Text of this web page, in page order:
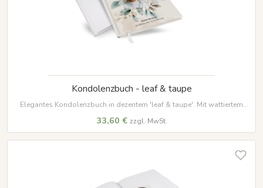
Kondolenzbuch - leaf & taupe
Elegantes Kondolenzbuch in dezentem 'leaf & taupe'. Mit wattiertem
Lesezeichenband – ein würdevoller Ort für Erinnerungen.
33,60 € zzgl. MwSt.